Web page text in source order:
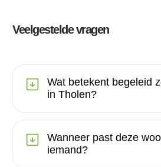
Veelgestelde vragen
Wat betekent begeleid
in Tholen?
Wanneer past deze
iemand?